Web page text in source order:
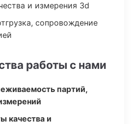
и измерения 3d
сопровождение
работы с нами
партий,
качества и